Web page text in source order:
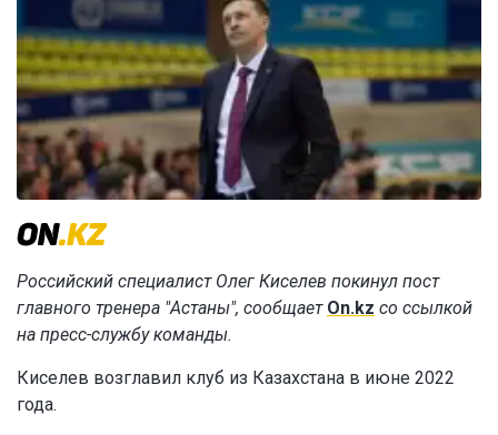
Российский специалист Олег Киселев покинул пост
главного тренера "Астаны", сообщает On.kz со ссылкой
на пресс-службу команды.
Киселев возглавил клуб из Казахстана в июне 2022
года.